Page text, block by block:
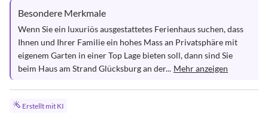
Besondere Merkmale
Wenn Sie ein luxuriös ausgestattetes Ferienhaus suchen, dass
Ihnen und Ihrer Familie ein hohes Mass an Privatsphäre mit
eigenem Garten in einer Top Lage bieten soll, dann sind Sie
beim Haus am Strand Glücksburg an der... Mehr anzeigen
Erstellt mit KI